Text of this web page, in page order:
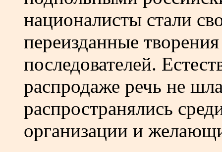
националисты стали
переизданные
последователей.
распродаже речь не
распространялись
организации и